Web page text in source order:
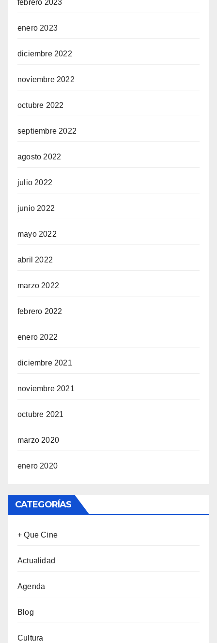
febrero 2023
enero 2023
diciembre 2022
noviembre 2022
octubre 2022
septiembre 2022
agosto 2022
julio 2022
junio 2022
mayo 2022
abril 2022
marzo 2022
febrero 2022
enero 2022
diciembre 2021
noviembre 2021
octubre 2021
marzo 2020
enero 2020
CATEGORÍAS
+ Que Cine
Actualidad
Agenda
Blog
Cultura